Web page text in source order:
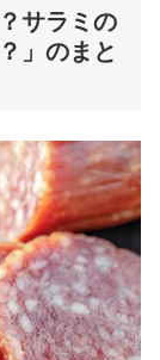
サラミの
」のまと